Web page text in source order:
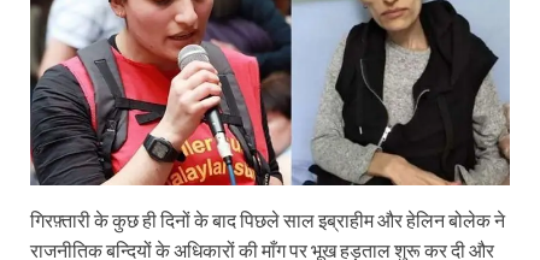
गिरफ़्तारी के कुछ ही दिनों के बाद पिछले साल इब्राहीम और हेलिन बोलेक ने
राजनीतिक बन्दियों के अधिकारों की माँग पर भूख हड़ताल शुरू कर दी और